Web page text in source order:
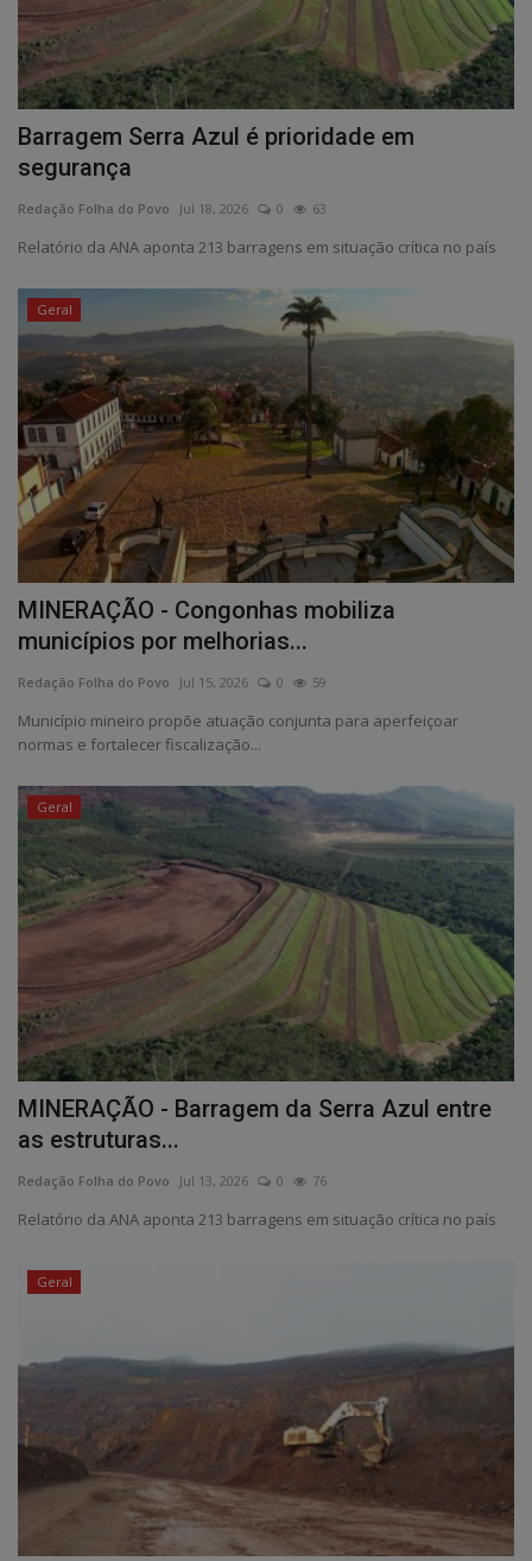
Barragem Serra Azul é prioridade em
segurança
Redação Folha do Povo Jul 18, 2026 0 63
Relatório da ANA aponta 213 barragens em situação crítica no país
Geral
MINERAÇÃO - Congonhas mobiliza
municípios por melhorias...
Redação Folha do Povo Jul 15, 2026 0 59
Município mineiro propõe atuação conjunta para aperfeiçoar
normas e fortalecer fiscalização...
Geral
MINERAÇÃO - Barragem da Serra Azul entre
as estruturas...
Redação Folha do Povo Jul 13, 2026 0 76
Relatório da ANA aponta 213 barragens em situação crítica no país
Geral